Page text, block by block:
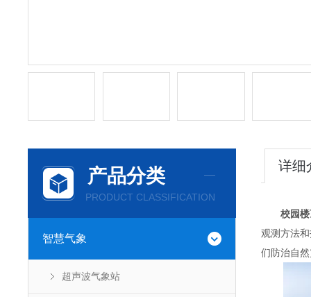
产品分类
PRODUCT CLASSIFICATION
智慧气象
超声波气象站
详细
校园
观测方法
们防治自